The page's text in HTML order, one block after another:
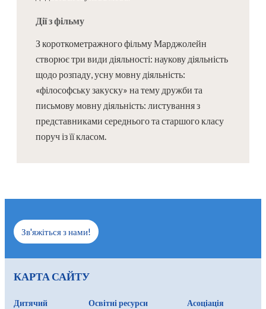
Дії з фільму
З короткометражного фільму Марджолейн
створює три види діяльності: наукову діяльність
щодо розпаду, усну мовну діяльність:
«філософську закуску» на тему дружби та
письмову мовну діяльність: листування з
представниками середнього та старшого класу
поруч із її класом.
Зв'яжіться з нами!
КАРТА САЙТУ
Дитячий
Освітні ресурси Асоціація